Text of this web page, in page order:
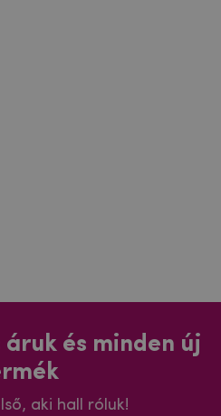
áruk és minden új
aki hall róluk!